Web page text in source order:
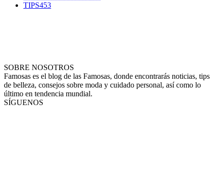
TIPS453
SOBRE NOSOTROS
Famosas es el blog de las Famosas, donde encontrarás noticias, tips
de belleza, consejos sobre moda y cuidado personal, así como lo
último en tendencia mundial.
SÍGUENOS